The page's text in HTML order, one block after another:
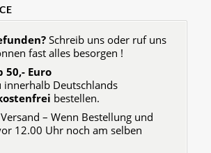
Schreib uns oder ruf uns
fast alles besorgen !
50,- Euro
innerhalb Deutschlands
bestellen.
– Wenn Bestellung und
12.00 Uhr noch am selben